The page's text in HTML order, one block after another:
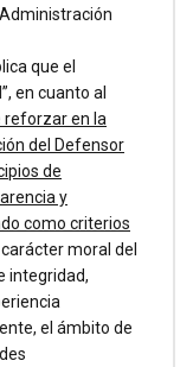
que el
en cuanto al
reforzar en la
del Defensor
de
y
como criterios
moral del
integridad,
el ámbito de